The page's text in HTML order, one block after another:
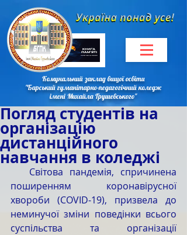
Комунальний заклад вищої освіти
"Барський гуманітарно-педагогічний коледж
імені Михайла Грушевського"
Погляд студентів на
організацію
дистанційного
навчання в коледжі
поширенням коронавірусної
хвороби (COVID-19), призвела до
неминучої зміни поведінки всього
суспільства та організації